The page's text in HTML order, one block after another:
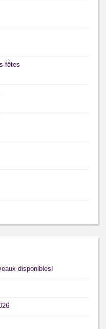
fêtes
disponibles!